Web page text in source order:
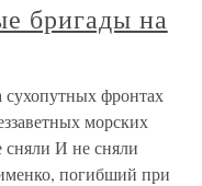
бригады на
фронтах
морских
И не сняли
погибший при